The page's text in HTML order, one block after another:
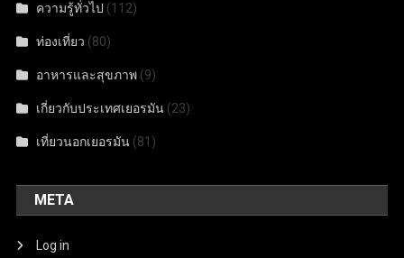
ความรู้ทั่วไป (112)
ท่องเที่ยว (80)
อาหารและสุขภาพ (9)
เกี่ยวกับประเทศเยอรมัน (23)
เที่ยวนอกเยอรมัน (81)
META
Log in